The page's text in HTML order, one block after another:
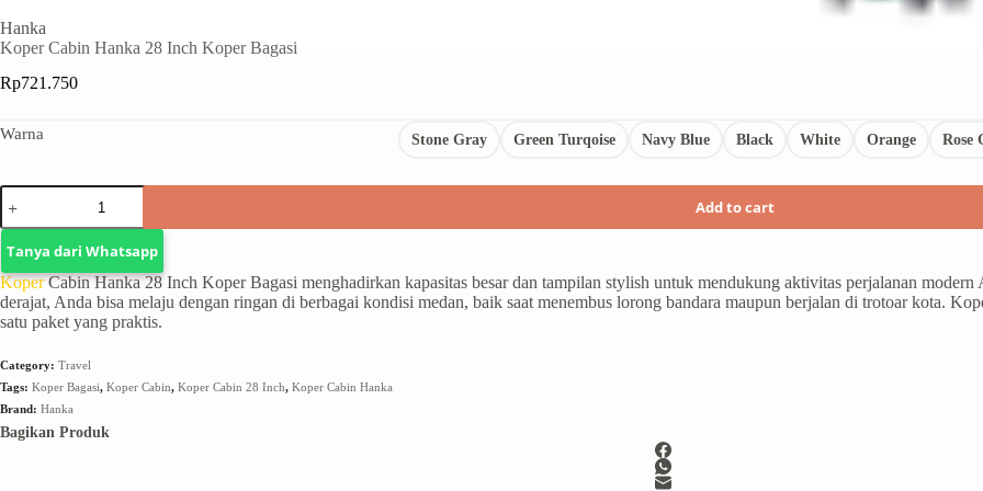
Hanka
Koper Cabin Hanka 28 Inch Koper Bagasi
Rp721.750
Warna Stone Gray Green Turqoise Navy Blue Black White Orange Rose
Add to cart
Tanya dari Whatsapp
KoperCabin Hanka 28 Inch Koper Bagasi menghadirkan kapasitas besar dan tampilan stylish untuk mendukung aktivitas perjalanan
derajat, Anda bisa melaju dengan ringan di berbagai kondisi medan, baik saat menembus lorong bandara maupun berjalan di trotoar kota.
satu paket yang praktis.
Category: Travel
Tags: Koper Bagasi, Koper Cabin, Koper Cabin 28 Inch, Koper Cabin Hanka
Brand: Hanka
Bagikan Produk